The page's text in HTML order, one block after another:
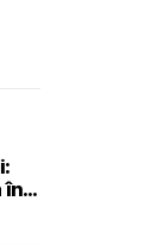
în